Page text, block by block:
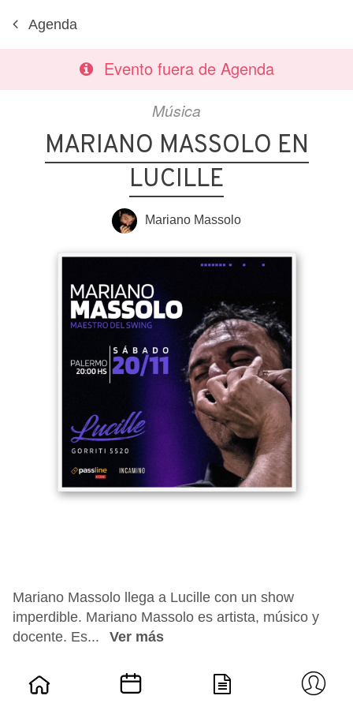
Agenda
Evento fuera de Agenda
Música
MARIANO MASSOLO EN
LUCILLE
Mariano Massolo
Mariano Massolo llega a Lucille con un show
imperdible. Mariano Massolo es artista, músico y
docente. Es...
Ver más